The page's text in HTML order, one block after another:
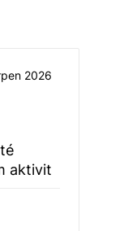
2026
aktivit